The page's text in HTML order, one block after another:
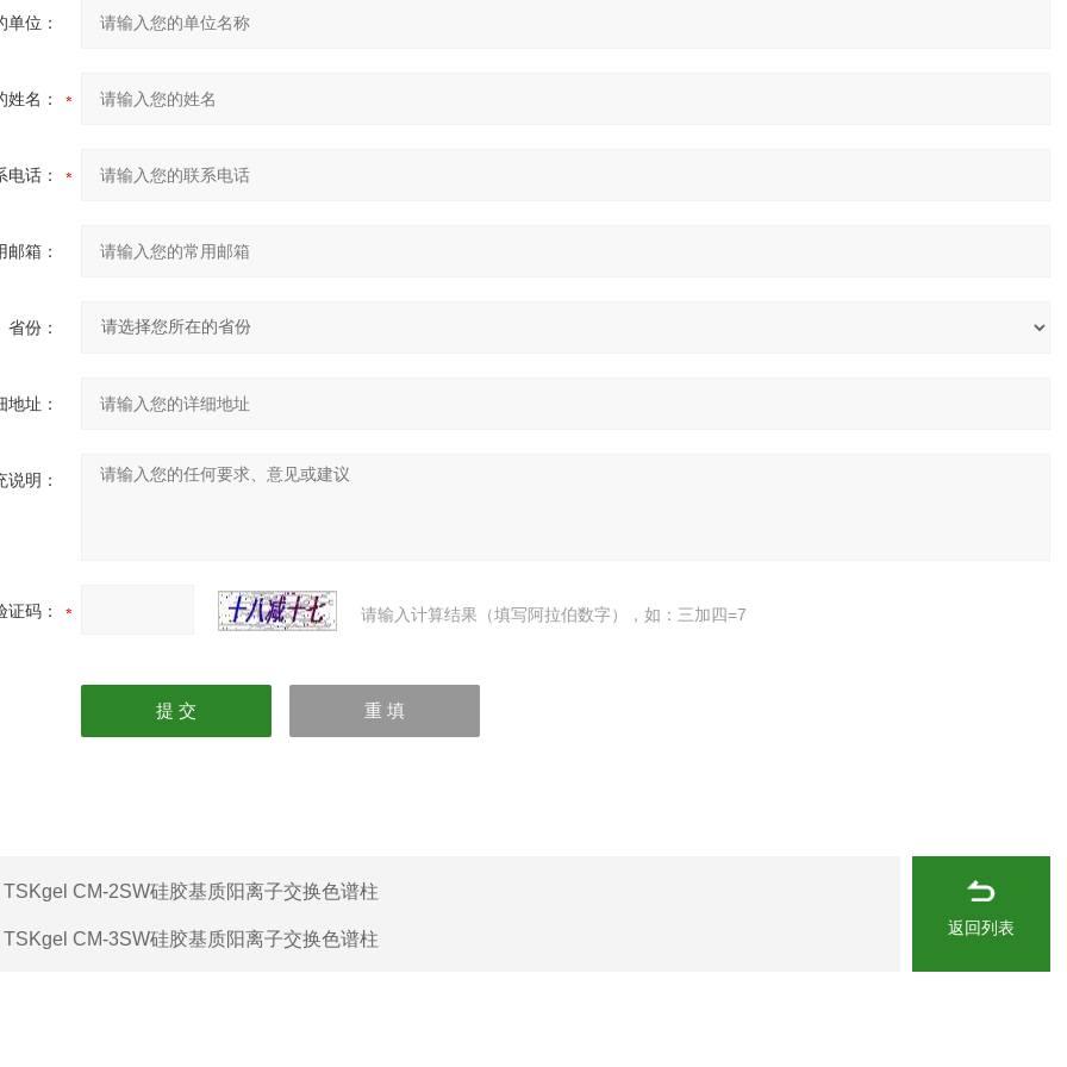
单位：
姓名：
电话：
邮箱：
省份：
地址：
说明：
证码： 请输入计算结果（填写阿拉伯数字），如：三加四=7
TSKgel CM-2SW硅胶基质阳离子交换色谱柱
TSKgel CM-3SW硅胶基质阳离子交换色谱柱
返回列表